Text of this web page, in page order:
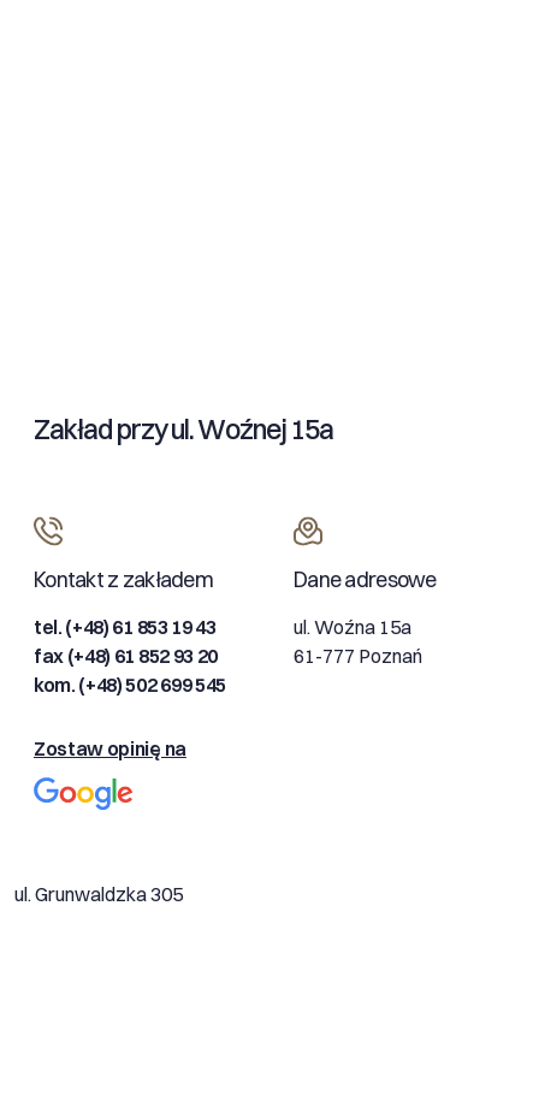
Zakład przy ul. Woźnej 15a
Kontakt z zakładem
tel. (+48) 61 853 19 43
fax (+48) 61 852 93 20
kom. (+48) 502 699 545
Dane adresowe
ul. Woźna 15a
61-777 Poznań
Zostaw opinię na
ul. Grunwaldzka 305